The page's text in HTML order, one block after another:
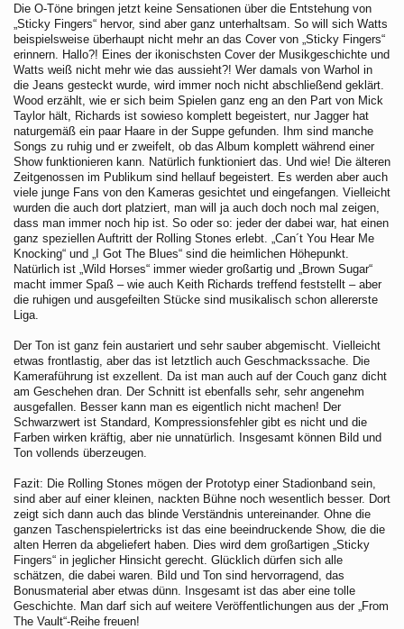
Die O-Töne bringen jetzt keine Sensationen über die Entstehung von
„Sticky Fingers“ hervor, sind aber ganz unterhaltsam. So will sich Watts
beispielsweise überhaupt nicht mehr an das Cover von „Sticky Fingers“
erinnern. Hallo?! Eines der ikonischsten Cover der Musikgeschichte und
Watts weiß nicht mehr wie das aussieht?! Wer damals von Warhol in
die Jeans gesteckt wurde, wird immer noch nicht abschließend geklärt.
Wood erzählt, wie er sich beim Spielen ganz eng an den Part von Mick
Taylor hält, Richards ist sowieso komplett begeistert, nur Jagger hat
naturgemäß ein paar Haare in der Suppe gefunden. Ihm sind manche
Songs zu ruhig und er zweifelt, ob das Album komplett während einer
Show funktionieren kann. Natürlich funktioniert das. Und wie! Die älteren
Zeitgenossen im Publikum sind hellauf begeistert. Es werden aber auch
viele junge Fans von den Kameras gesichtet und eingefangen. Vielleicht
wurden die auch dort platziert, man will ja auch doch noch mal zeigen,
dass man immer noch hip ist. So oder so: jeder der dabei war, hat einen
ganz speziellen Auftritt der Rolling Stones erlebt. „Can´t You Hear Me
Knocking“ und „I Got The Blues“ sind die heimlichen Höhepunkt.
Natürlich ist „Wild Horses“ immer wieder großartig und „Brown Sugar“
macht immer Spaß – wie auch Keith Richards treffend feststellt – aber
die ruhigen und ausgefeilten Stücke sind musikalisch schon allererste
Liga.
Der Ton ist ganz fein austariert und sehr sauber abgemischt. Vielleicht
etwas frontlastig, aber das ist letztlich auch Geschmackssache. Die
Kameraführung ist exzellent. Da ist man auch auf der Couch ganz dicht
am Geschehen dran. Der Schnitt ist ebenfalls sehr, sehr angenehm
ausgefallen. Besser kann man es eigentlich nicht machen! Der
Schwarzwert ist Standard, Kompressionsfehler gibt es nicht und die
Farben wirken kräftig, aber nie unnatürlich. Insgesamt können Bild und
Ton vollends überzeugen.
Fazit: Die Rolling Stones mögen der Prototyp einer Stadionband sein,
sind aber auf einer kleinen, nackten Bühne noch wesentlich besser. Dort
zeigt sich dann auch das blinde Verständnis untereinander. Ohne die
ganzen Taschenspielertricks ist das eine beeindruckende Show, die die
alten Herren da abgeliefert haben. Dies wird dem großartigen „Sticky
Fingers“ in jeglicher Hinsicht gerecht. Glücklich dürfen sich alle
schätzen, die dabei waren. Bild und Ton sind hervorragend, das
Bonusmaterial aber etwas dünn. Insgesamt ist das aber eine tolle
Geschichte. Man darf sich auf weitere Veröffentlichungen aus der „From
The Vault“-Reihe freuen!